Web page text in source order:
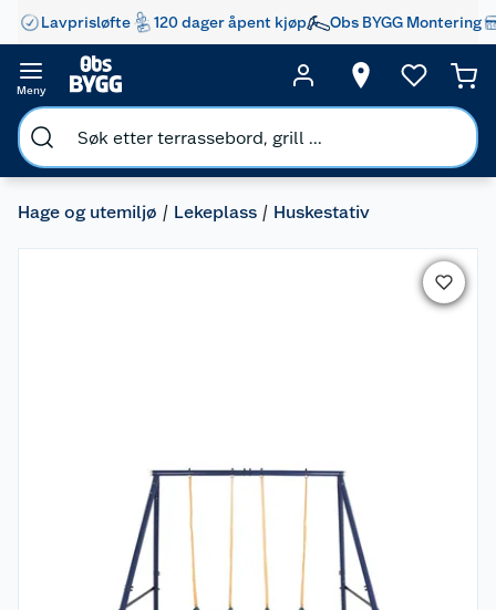
Lavprisløfte 120 dager åpent kjøp Obs BYGG Montering
Meny
Hage og utemiljø Lekeplass Huskestativ